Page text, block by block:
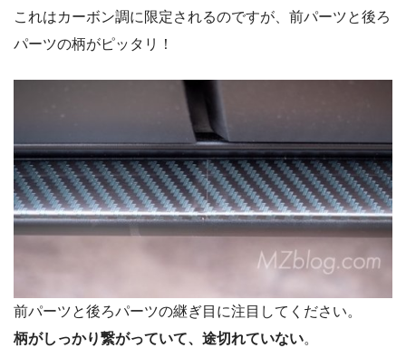
これはカーボン調に限定されるのですが、前パーツと後ろ
パーツの柄がピッタリ！
前パーツと後ろパーツの継ぎ目に注目してください。
柄がしっかり繋がっていて、途切れていない。